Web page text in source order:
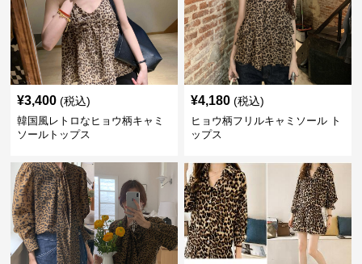
¥3,400 (税込)
韓国風レトロなヒョウ柄キャミ
ソールトップス
¥4,180 (税込)
ヒョウ柄フリルキャミソール ト
ップス